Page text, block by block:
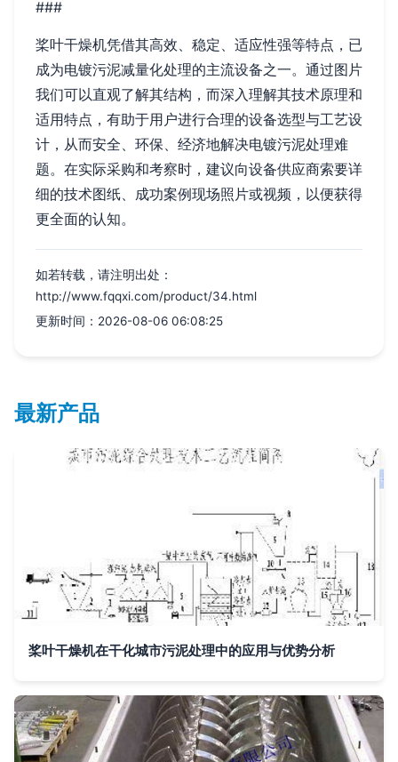
###
桨叶干燥机凭借其高效、稳定、适应性强等特点，已
成为电镀污泥减量化处理的主流设备之一。通过图片
我们可以直观了解其结构，而深入理解其技术原理和
适用特点，有助于用户进行合理的设备选型与工艺设
计，从而安全、环保、经济地解决电镀污泥处理难
题。在实际采购和考察时，建议向设备供应商索要详
细的技术图纸、成功案例现场照片或视频，以便获得
更全面的认知。
如若转载，请注明出处：
http://www.fqqxi.com/product/34.html
更新时间：2026-08-06 06:08:25
最新产品
桨叶干燥机在干化城市污泥处理中的应用与优势分析